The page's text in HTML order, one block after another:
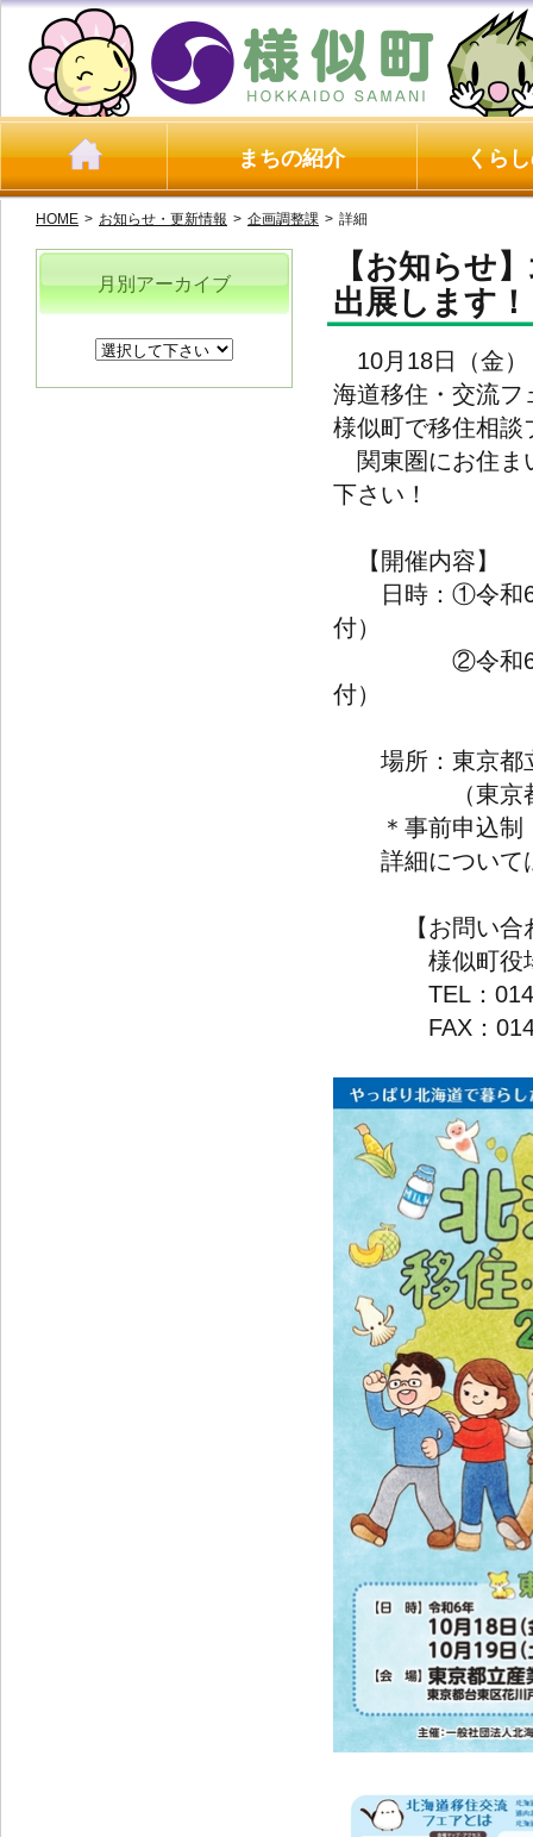
まちの紹介 くら
HOME > お知らせ・更新情報 > 企画調整課 > 詳細
【お知らせ
出展します
10月18日（金）
海道移住・交流フ
様似町で移住相談
関東圏にお住ま
下さい！
【開催内容】
日時：①令和6
付）
②令和6年10
付）
場所：東京都
（東京都台
＊事前申込制
詳細について
【お問い合
様似町役場
TEL：0146-
FAX：0146-
月別アーカイブ